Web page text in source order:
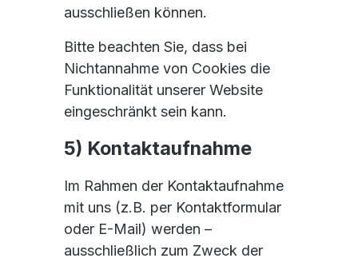
ausschließen können.
Bitte beachten Sie, dass bei
Nichtannahme von Cookies die
Funktionalität unserer Website
eingeschränkt sein kann.
5) Kontaktaufnahme
Im Rahmen der Kontaktaufnahme
mit uns (z.B. per Kontaktformular
oder E-Mail) werden –
ausschließlich zum Zweck der